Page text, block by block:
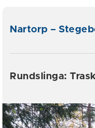
Nartorp –
Rundslinga: